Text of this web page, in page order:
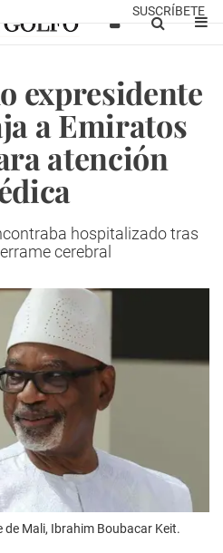
SUSCRÍBETE
expresidente
a Emiratos
atención
hospitalizado tras
cerebral
de Mali, Ibrahim Boubacar Keit.